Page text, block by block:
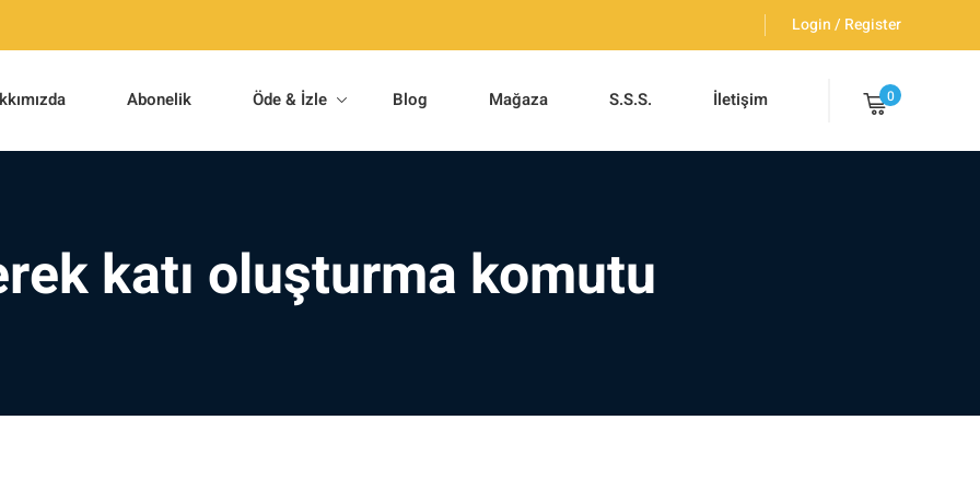
Login / Register
Abonelik Öde & İzle Blog Mağaza S.S.S. İletişim 0
katı oluşturma komutu